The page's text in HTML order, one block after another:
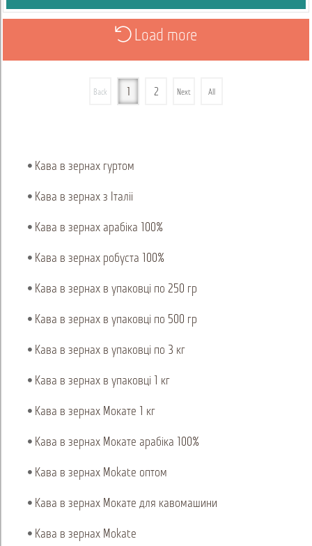
Load more
Back 2 Next All
Кава в зернах гуртом
Кава в зернах з Італіі
Кава в зернах арабіка 100%
Кава в зернах робуста 100%
Кава в зернах в упаковці по 250 гр
Кава в зернах в упаковці по 500 гр
Кава в зернах в упаковці по 3 кг
Кава в зернах в упаковці 1 кг
Кава в зернах Мокате 1 кг
Кава в зернах Мокате арабіка 100%
Кава в зернах Mokate оптом
Кава в зернах Мокате для кавомашини
Кава в зернах Mokate